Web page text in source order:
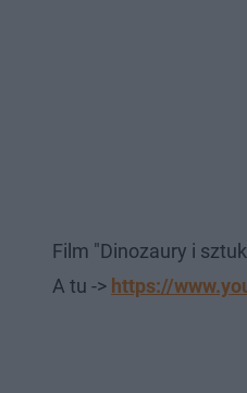
Film "Dinozaury i
A tu -> https://